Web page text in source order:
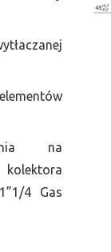
na
kolektora
4 Gas